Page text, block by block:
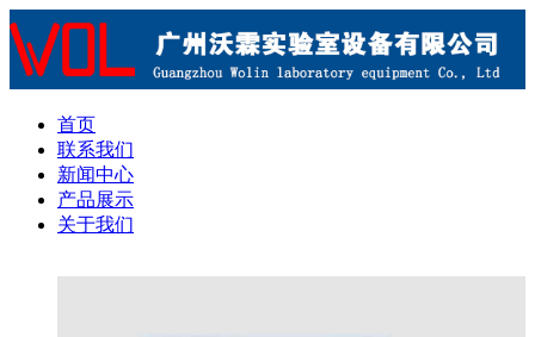
首页
联系我们
新闻中心
产品展示
关于我们